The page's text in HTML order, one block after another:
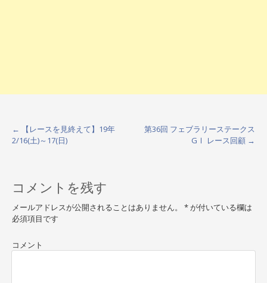
P
s
t
n
a
v
←
【レースを見終えて】19年
2/16(土)～17(日)
第36回 フェブラリーステークス
GⅠ レース回顧 →
コメントを残す
メールアドレスが公開されることはありません。 *が付いている欄は
必須項目です
コメント